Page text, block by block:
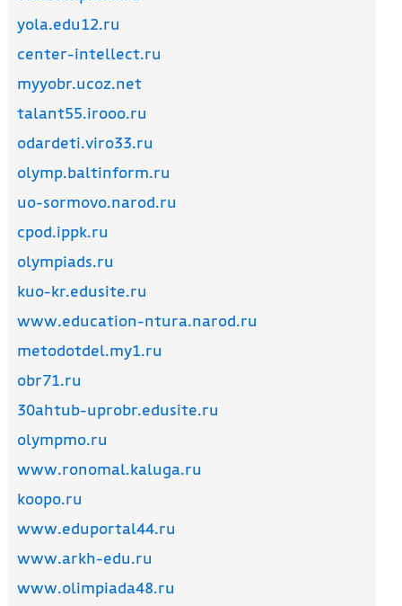
yola.edu12.ru
center-intellect.ru
myyobr.ucoz.net
talant55.irooo.ru
odardeti.viro33.ru
olymp.baltinform.ru
uo-sormovo.narod.ru
cpod.ippk.ru
olympiads.ru
kuo-kr.edusite.ru
www.education-ntura.narod.ru
metodotdel.my1.ru
obr71.ru
30ahtub-uprobr.edusite.ru
olympmo.ru
www.ronomal.kaluga.ru
koopo.ru
www.eduportal44.ru
www.arkh-edu.ru
www.olimpiada48.ru